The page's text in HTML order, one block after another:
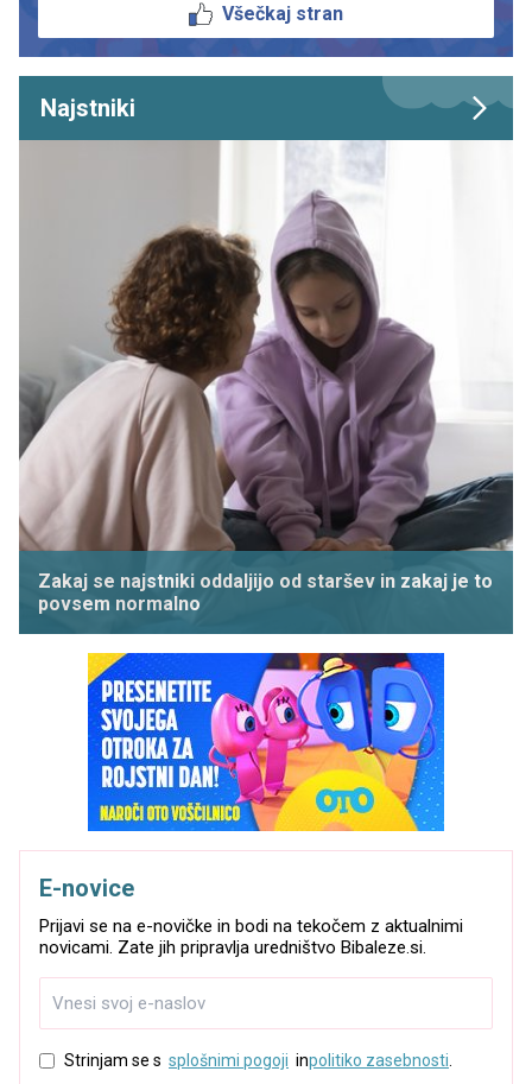
Všečkaj stran
Najstniki
Zakaj se najstniki oddaljijo od staršev in zakaj je to
povsem normalno
E-novice
Prijavi se na e-novičke in bodi na tekočem z aktualnimi
novicami. Zate jih pripravlja uredništvo Bibaleze.si.
Strinjam se s splošnimi pogoji inpolitiko zasebnosti